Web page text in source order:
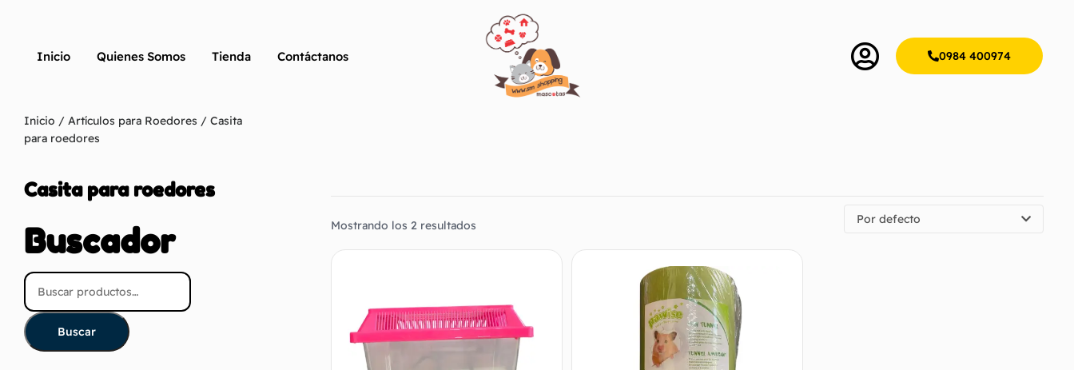
Inicio Quienes Somos Tienda Contáctanos 0984 400974
Inicio / Artículos para Roedores / Casita
para roedores
Casita para roedores
Buscador
Buscar
Mostrando los 2 resultados Por defecto